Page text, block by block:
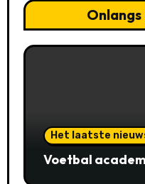
Het laatste
Voetbal